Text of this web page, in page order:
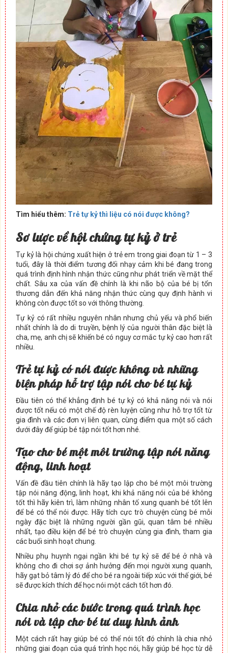
Tìm hiểu thêm: Trẻ tự kỷ thì liệu có nói được không?
Sơlược vềhội chứng tựkỷ ởtrẻ
Tự kỷ là hội chứng xuất hiện ở trẻ em trong giai đoạn từ 1 – 3
tuổi, đây là thời điểm tương đối nhạy cảm khi bé đang trong
quá trình định hình nhận thức cũng như phát triển về mặt thể
chất. Sâu xa của vấn đề chính là khi não bộ của bé bị tổn
thương dẫn đến khả năng nhận thức cùng quy định hành vi
không còn được tốt so với thông thường.
Tự kỷ có rất nhiều nguyên nhân nhưng chủ yếu và phổ biến
nhất chính là do di truyền, bệnh lý của người thân đặc biệt là
cha, mẹ, anh chị sẽ khiến bé có nguy cơ mắc tự kỷ cao hơn rất
nhiều.
Trẻtựkỷcó nói được không và những
biện pháp hỗtrợtập nói cho bé tựkỷ
Đầu tiên có thể khẳng định bé tự kỷ có khả năng nói và nói
được tốt nếu có một chế độ rèn luyện cũng như hỗ trợ tốt từ
gia đình và các đơn vị liên quan, cùng điểm qua một số cách
dưới đây để giúp bé tập nói tốt hơn nhé.
Tạo cho bé một môi trường tập nói năng
động, linh hoạt
Vấn đề đầu tiên chính là hãy tạo lập cho bé một môi trường
tập nói năng động, linh hoạt, khi khả năng nói của bé không
tốt thì hãy kiên trì, làm những nhân tố xung quanh bé tốt lên
để bé có thể nói được. Hãy tích cực trò chuyện cùng bé mỗi
ngày đặc biệt là những người gần gũi, quan tâm bé nhiều
nhất, tạo điều kiện để bé trò chuyện cùng gia đình, tham gia
các buổi sinh hoạt chung.
Nhiều phụ huynh ngại ngần khi bé tự kỷ sẽ để bé ở nhà và
không cho đi chơi sợ ảnh hưởng đến mọi người xung quanh,
hãy gạt bỏ tâm lý đó để cho bé ra ngoài tiếp xúc với thế giới, bé
sẽ được kích thích để học nói một cách tốt hơn đó.
Chia nhỏcác bước trong quá trình học
nói và tập cho bé tưduy hìnhảnh
Một cách rất hay giúp bé có thể nói tốt đó chính là chia nhỏ
những giai đoạn của quá trình học nói, hãy giúp bé học từ dễ